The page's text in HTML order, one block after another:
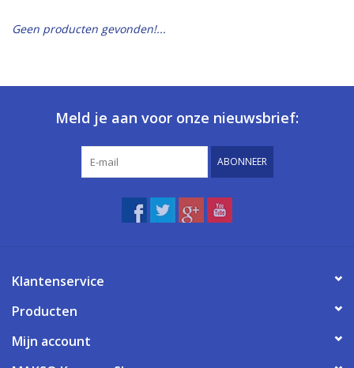
Geen producten gevonden!...
Meld je aan voor onze nieuwsbrief:
ABONNEER
Klantenservice
Producten
Mijn account